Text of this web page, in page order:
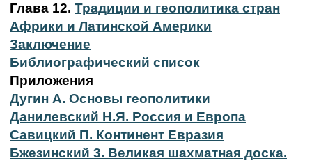
Глава 12. Традиции и геополитика стран
Африки и Латинской Америки
Заключение
Библиографический список
Приложения
Дугин А. Основы геополитики
Данилевский Н.Я. Россия и Европа
Савицкий П. Континент Евразия
Бжезинский 3. Великая шахматная доска.